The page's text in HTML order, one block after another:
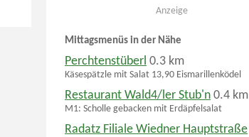
Anzeige
Mittagsmenüs in der Nähe
Perchtenstüberl 0.3 km
Käsespätzle mit Salat 13,90 Eismarillenködel
Restaurant Wald4/ler Stub'n 0.4 km
M1: Scholle gebacken mit Erdäpfelsalat
Radatz Filiale Wiedner Hauptstraße